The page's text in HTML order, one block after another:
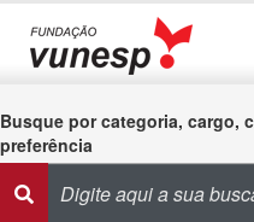
Busque por categoria, cargo,
preferência